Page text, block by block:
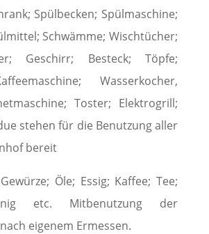
Spülbecken; Spülmaschine;
Schwämme; Wischtücher;
Geschirr; Besteck; Töpfe;
Wasserkocher,
Toster; Elektrogrill;
stehen für die Benutzung aller
bereit
Öle; Essig; Kaffee; Tee;
etc. Mitbenutzung der
eigenem Ermessen.